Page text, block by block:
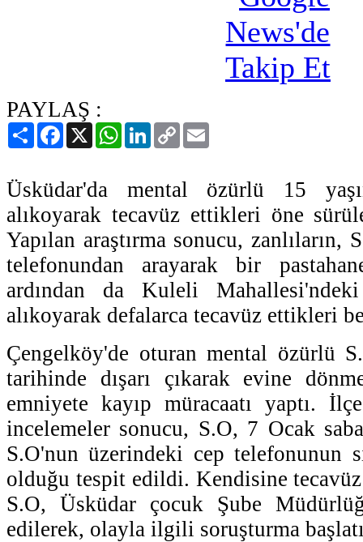
PAYLAŞ :
PaylaşFacebook
X WhatsAppLinkedIn
Copy
Link
Üsküdar'da mental özürlü 15
alıkoyarak tecavüz ettikleri öne
Yapılan araştırma sonucu, zanlıların,
telefonundan arayarak bir
ardından da Kuleli
alıkoyarak defalarca tecavüz ettikleri
Çengelköy'de oturan mental özürlü
tarihinde dışarı çıkarak evine
emniyete kayıp müracaatı yaptı.
incelemeler sonucu, S.O, 7 Ocak
S.O'nun üzerindeki cep telefonunun
olduğu tespit edildi. Kendisine
S.O, Üsküdar çocuk Şube
edilerek, olayla ilgili soruşturma